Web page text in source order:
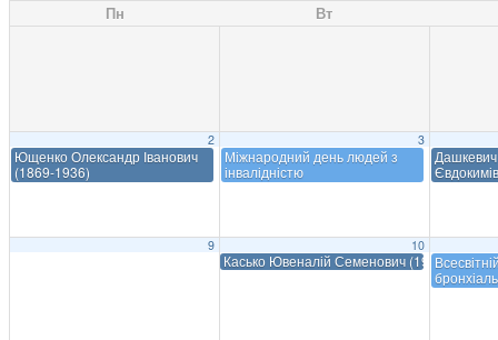
Пн Вт
2
Ющенко Олександр Іванович
(1869-1936)
3
Міжнародний день людей з
інвалідністю
9 10
Касько Ювеналій Семенович (1914-1995)